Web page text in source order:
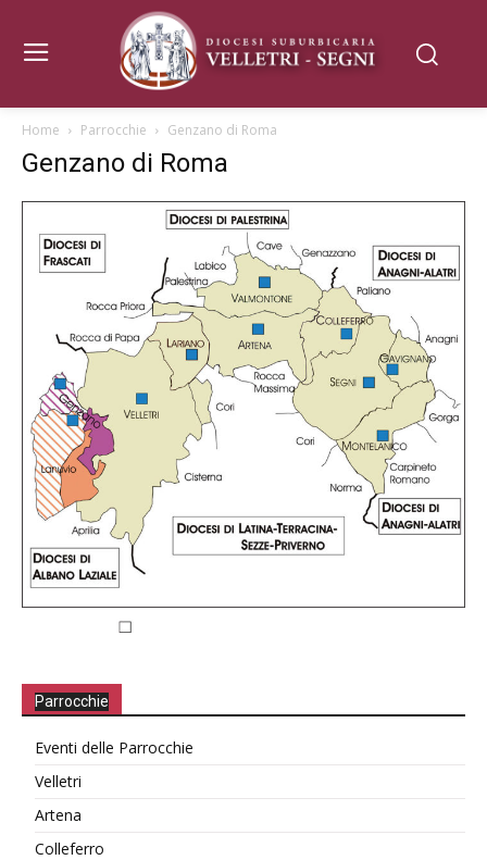
Home Parrocchie Genzano di Roma
Genzano di Roma
Parrocchie
Eventi delle Parrocchie
Velletri
Artena
Colleferro